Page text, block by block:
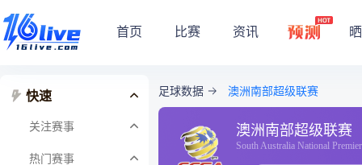
首页 比赛 资讯
快速
关注赛事
热门赛事
足球数据 澳洲南部超级联赛
澳洲南部超级联赛
South Australia National